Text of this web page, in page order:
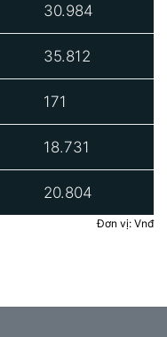
30.984
35.812
171
18.731
20.804
Đơn vị: Vnđ